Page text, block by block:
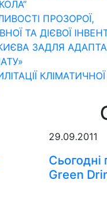
ПРОЗОРОЇ,
ТА ДІЄВОЇ
ЗАДЛЯ
КЛІМАТИЧНОЇ
29.09.2011
Сьогодні
Green